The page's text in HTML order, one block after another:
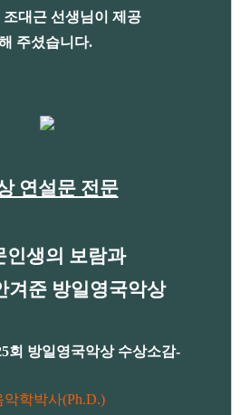
조대근 선생님이 제공
주셨습니다.
연설문 전문
인생의 보람과
겨준 방일영국악상
회 방일영국악상 수상소감-
악학박사(Ph.D.)